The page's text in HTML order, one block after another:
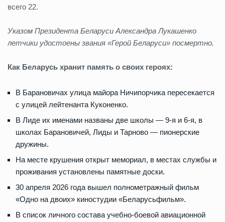
всего 22.
Указом Президента Беларуси Александра Лукашенко
летчики удостоены звания «Герой Беларуси» посмертно.
Как Беларусь хранит память о своих героях:
В Барановичах улица майора Ничипорчика пересекается
с улицей лейтенанта Куконенко.
В Лиде их именами названы две школы — 9-я и 6-я, в
школах Барановичей, Лиды и Тарново — пионерские
дружины.
На месте крушения открыт мемориал, в местах службы и
проживания установлены памятные доски.
30 апреля 2026 года вышел полнометражный фильм
«Одно на двоих» киностудии «Беларусьфильм».
В список личного состава учебно-боевой авиационной